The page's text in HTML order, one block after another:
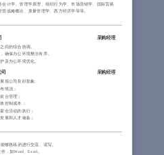
计学、管理学原理、组织行为学、市场营销学、国际贸易
战略概论、质量管理学、西方经济学等等。
采购经理
间的综合协调。
确保办公环境整洁有序。
及办公环境优化。
采购经理
现公司良好形象;
情况；
台管理；
控制成本；
会活动的执行；
展和人才储备；
够熟练的进行交流、读写。
，如Word、Excel。